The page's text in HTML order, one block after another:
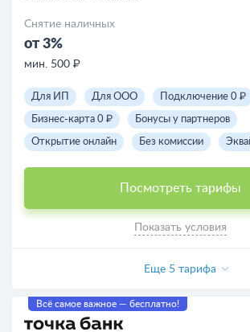
Снятие наличных
от 3%
мин. 500 ₽
Для ИП Для ООО Подключение 0 ₽
Бизнес-карта 0 ₽ Бонусы у партнеров
Открытие онлайн Без комиссии
Посмотреть тарифы
Показать условия
Еще 5 тарифа
Всё самое важное — бесплатно!